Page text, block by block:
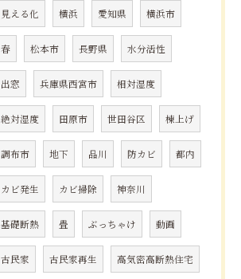
見える化 横浜 愛知県 横浜市
春 松本市 長野県 水分活性
出窓 兵庫県西宮市 相対湿度
絶対湿度 田原市 世田谷区 棟上げ
調布市 地下 品川 防カビ 都内
カビ発生 カビ掃除 神奈川
基礎断熱 畳 ぶっちゃけ 動画
古民家 古民家再生 高気密高断熱住宅